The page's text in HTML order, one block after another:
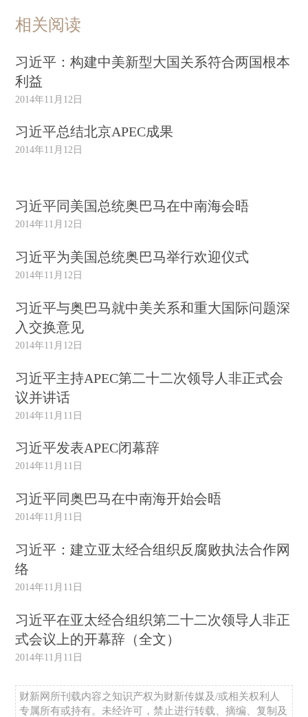
相关阅读
习近平：构建中美新型大国关系符合两国根本
利益
2014年11月12日
习近平总结北京APEC成果
2014年11月12日
习近平同美国总统奥巴马在中南海会晤
2014年11月12日
习近平为美国总统奥巴马举行欢迎仪式
2014年11月12日
习近平与奥巴马就中美关系和重大国际问题深
入交换意见
2014年11月12日
习近平主持APEC第二十二次领导人非正式会
议并讲话
2014年11月11日
习近平发表APEC闭幕辞
2014年11月11日
习近平同奥巴马在中南海开始会晤
2014年11月11日
习近平：建立亚太经合组织反腐败执法合作网
络
2014年11月11日
习近平在亚太经合组织第二十二次领导人非正
式会议上的开幕辞（全文）
2014年11月11日
财新网所刊载内容之知识产权为财新传媒及/或相关权利人
专属所有或持有。未经许可，禁止进行转载、摘编、复制及